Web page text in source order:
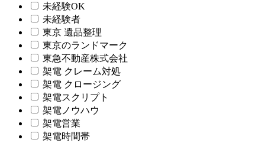
未経験OK
未経験者
東京 遺品整理
東京のランドマーク
東急不動産株式会社
架電 クレーム対処
架電 クロージング
架電スクリプト
架電ノウハウ
架電営業
架電時間帯